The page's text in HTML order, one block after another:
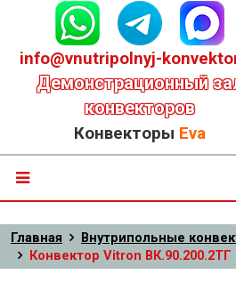
info@vnutripolnyj-
Демонстрационный
конвекторов
Конвекторы Eva
Главная
Внутрипольные
Конвектор Vitron ВК.90.200.2ТГ